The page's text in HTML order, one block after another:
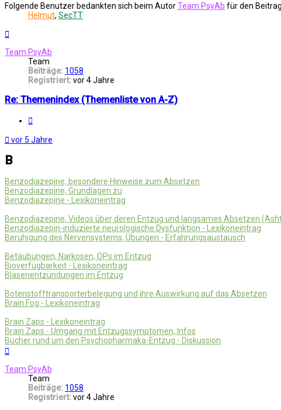
Folgende Benutzer bedankten sich beim AutorTeam PsyAb für den
Helmut, SecTT
Team PsyAb
Team
Beiträge: 1058
Registriert: vor 4 Jahre
Re: Themenindex (Themenliste von A-Z)
vor 5 Jahre
B
Benzodiazepine, besondere Hinweise zum Absetzen
Benzodiazepine, Grundlagen zu
Benzodiazepine - Lexikoneintrag
Benzodiazepine, Videos über deren Entzug und langsames Absetzen
Benzodiazepin-induzierte neurologische Dysfunktion - Lexikoneintrag
Beruhigung des Nervensystems, Übungen - Erfahrungsaustausch
Betäubungen, Narkosen, OPs im Entzug
Bioverfügbarkeit - Lexikoneintrag
Blasenentzündungen im Entzug
Botenstofftransporterbelegung und ihre Auswirkung auf das Absetzen
Brain Fog - Lexikoneintrag
Brain Zaps - Lexikoneintrag
Brain Zaps - Umgang mit Entzugssymptomen, Infos
Bücher rund um den Psychopharmaka-Entzug - Diskussion
Team PsyAb
Team
Beiträge: 1058
Registriert: vor 4 Jahre